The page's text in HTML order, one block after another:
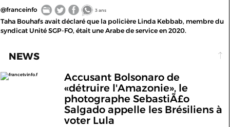
@franceinfo 3 ans
Taha Bouhafs avait déclaré que la policière Linda Kebbab, membre du
syndicat Unité SGP-FO, était une Arabe de service en 2020.
NEWS
francetvinfo.f
Accusant Bolsonaro de
«détruire l'Amazonie», le
photographe SebastiÃ£o
Salgado appelle les Brésiliens à
voter Lula